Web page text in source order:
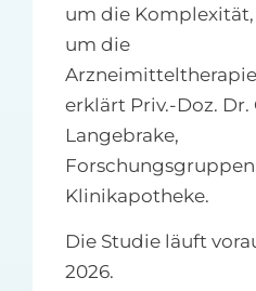
um die
um die
erklärt Priv.-Doz. Dr.
Langebrake,
Klinikapotheke.
Die Studie läuft
2026.